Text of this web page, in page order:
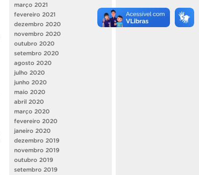
março 2021
fevereiro 2021
dezembro 2020
novembro 2020
outubro 2020
setembro 2020
agosto 2020
julho 2020
junho 2020
maio 2020
abril 2020
março 2020
fevereiro 2020
janeiro 2020
dezembro 2019
novembro 2019
outubro 2019
setembro 2019